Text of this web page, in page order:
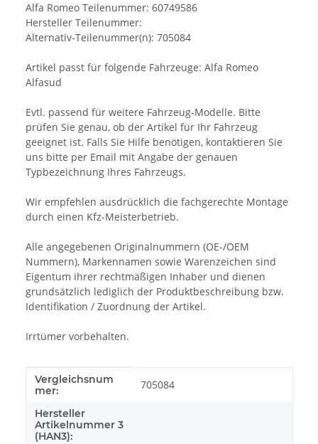
Alfa Romeo Teilenummer: 60749586
Hersteller Teilenummer:
Alternativ-Teilenummer(n): 705084
Artikel passt für folgende Fahrzeuge: Alfa Romeo
Alfasud
Evtl. passend für weitere Fahrzeug-Modelle. Bitte
prüfen Sie genau, ob der Artikel für Ihr Fahrzeug
geeignet ist. Falls Sie Hilfe benötigen, kontaktieren Sie
uns bitte per Email mit Angabe der genauen
Typbezeichnung Ihres Fahrzeugs.
Wir empfehlen ausdrücklich die fachgerechte Montage
durch einen Kfz-Meisterbetrieb.
Alle angegebenen Originalnummern (OE-/OEM
Nummern), Markennamen sowie Warenzeichen sind
Eigentum ihrer rechtmäßigen Inhaber und dienen
grundsätzlich lediglich der Produktbeschreibung bzw.
Identifikation / Zuordnung der Artikel.
Irrtümer vorbehalten.
Produkteigenschaft
Wert
Vergleichsnum
mer:
705084
Hersteller
Artikelnummer 3
(HAN3):